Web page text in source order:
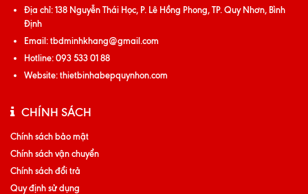
Địa chỉ:138 Nguyễn Thái Học, P. Lê Hồng Phong, TP. Quy Nhơn, Bình
Định
Email:tbdminhkhang@gmail.com
Hotline:093 533 01 88
Website:thietbinhabepquynhon.com
CHÍNH SÁCH
Chính sách bảo mật
Chính sách vận chuyển
Chính sách đổi trả
Quy định sử dụng